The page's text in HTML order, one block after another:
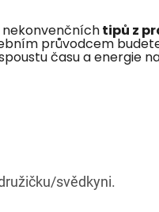
tipů z
průvodcem
času a energie
svědkyni.